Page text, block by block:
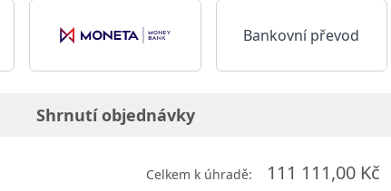
Bankovní převod
Shrnutí objednávky
Celkem k úhradě: 111 111,00 Kč